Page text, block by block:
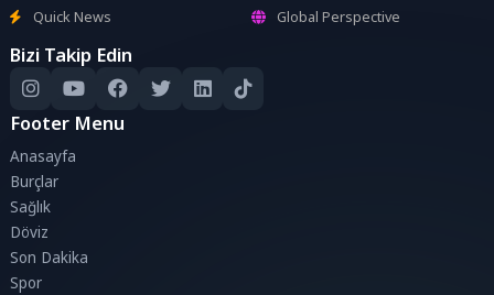
Quick News
Global Perspective
Bizi Takip Edin
Footer Menu
Anasayfa
Burçlar
Sağlık
Döviz
Son Dakika
Spor